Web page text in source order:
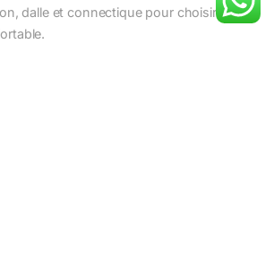
dalle et connectique pour choisir un